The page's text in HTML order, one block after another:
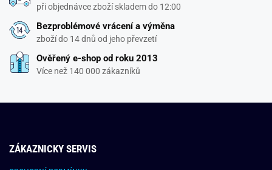
při objednávce zboží skladem do 12:00
Bezproblémové vrácení a výměna
zboží do 14 dnů od jeho převzetí
Ověřený e-shop od roku 2013
Více než 140 000 zákazníků
ZÁKAZNICKY SERVIS